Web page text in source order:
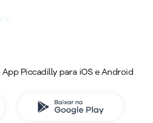
Piccadilly para iOS e Android